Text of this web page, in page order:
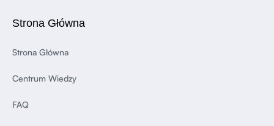
Strona Główna
Strona Główna
Centrum Wiedzy
FAQ